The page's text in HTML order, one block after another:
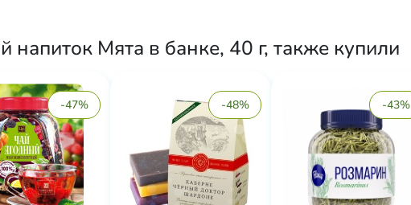
Мята в банке, 40 г, также купили
-47% -48% -43%